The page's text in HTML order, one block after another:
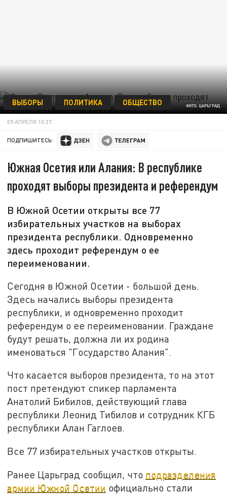
ФОТО: ЦАРЬГРАД
ВЫБОРЫ ПОЛИТИКА ОБЩЕСТВО
09 АПРЕЛЯ 10:37
ПОДПИШИТЕСЬ:
Южная Осетия или Алания: В республике
проходят выборы президента и референдум
В Южной Осетии открыты все 77
избирательных участков на выборах
президента республики. Одновременно
здесь проходит референдум о ее
переименовании.
Сегодня в Южной Осетии - большой день.
Здесь начались выборы президента
республики, и одновременно проходит
референдум о ее переименовании. Граждане
будут решать, должна ли их родина
именоваться "Государство Алания".
Что касается выборов президента, то на этот
пост претендуют спикер парламента
Анатолий Бибилов, действующий глава
республики Леонид Тибилов и сотрудник КГБ
республики Алан Гаглоев.
Все 77 избирательных участков открыты.
Ранее Царьград сообщил, что подразделения
армии Южной Осетии официально стали